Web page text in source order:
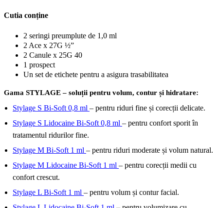
Cutia conține
2 seringi preumplute de 1,0 ml
2 Ace x 27G ½”
2 Canule x 25G 40
1 prospect
Un set de etichete pentru a asigura trasabilitatea
Gama STYLAGE – soluții pentru volum, contur și hidratare:
Stylage S Bi-Soft 0,8 ml – pentru riduri fine și corecții delicate.
Stylage S Lidocaine Bi-Soft 0,8 ml – pentru confort sporit în
tratamentul ridurilor fine.
Stylage M Bi-Soft 1 ml – pentru riduri moderate și volum natural.
Stylage M Lidocaine Bi-Soft 1 ml – pentru corecții medii cu
confort crescut.
Stylage L Bi-Soft 1 ml – pentru volum și contur facial.